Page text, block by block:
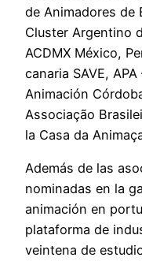
de Animadores de
Cluster Argentino
ACDMX México,
canaria SAVE,
Animación
Associação
la Casa da
Además de las
nominadas en la
animación en
plataforma de
veintena de